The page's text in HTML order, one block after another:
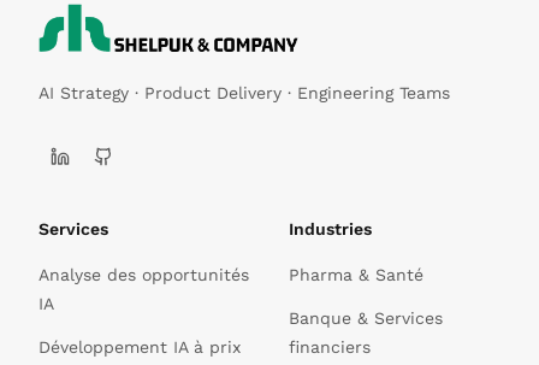
AI Strategy · Product Delivery · Engineering Teams
Services
Analyse des opportunités
IA
Développement IA à prix
Industries
Pharma & Santé
Banque & Services
financiers